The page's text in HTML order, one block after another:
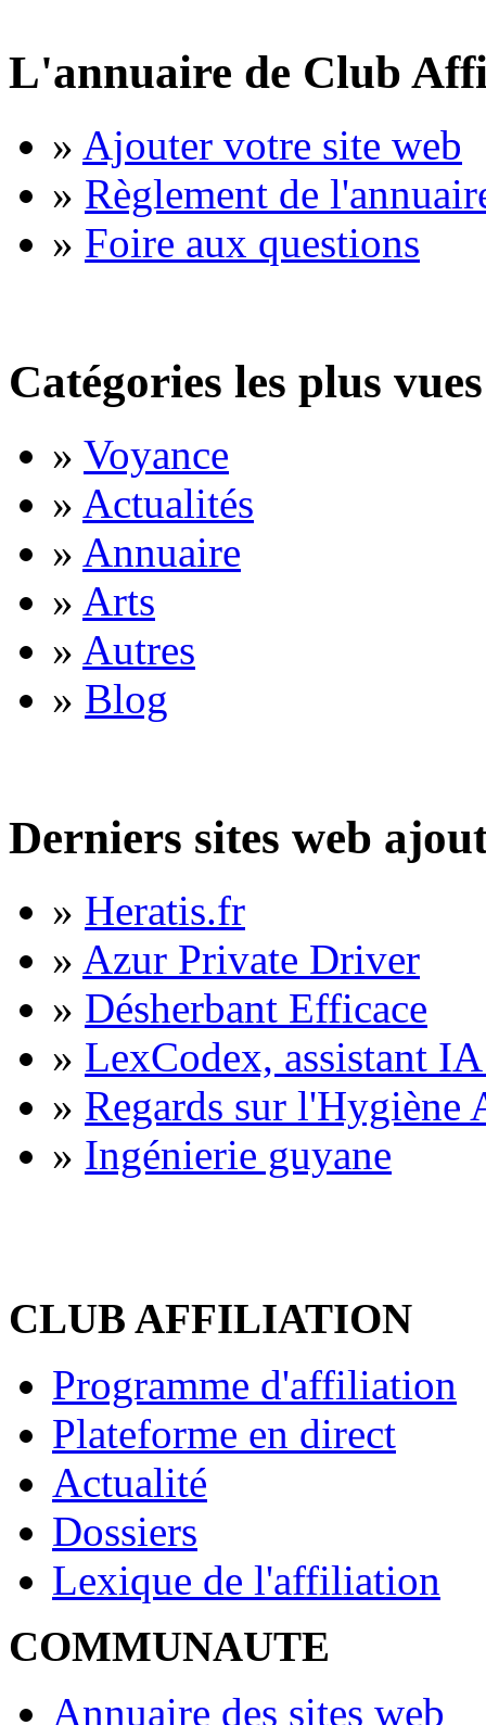
L'annuaire de Club
» Ajouter votre site web
» Règlement de
» Foire aux questions
Catégories les plus vues
» Voyance
» Actualités
» Annuaire
» Arts
» Autres
» Blog
Derniers sites web
» Heratis.fr
» Azur Private Driver
» Désherbant Efficace
» LexCodex, assistant
» Regards sur l'Hygiène
» Ingénierie guyane
CLUB AFFILIATION
Programme d'affiliation
Plateforme en direct
Actualité
Dossiers
Lexique de l'affiliation
COMMUNAUTE
Annuaire des sites web